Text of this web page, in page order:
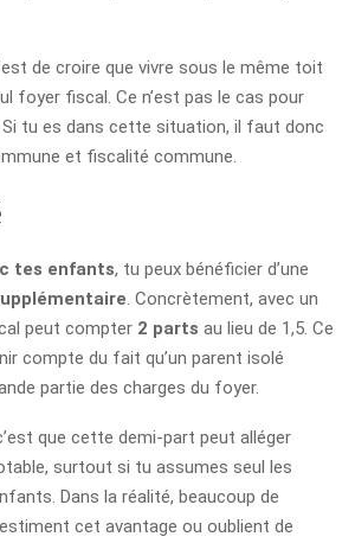
de croire que vivre sous le même toit
foyer fiscal. Ce n’est pas le cas pour
Si tu es dans cette situation, il faut donc
et fiscalité commune.
tes enfants, tu peux bénéficier d’une
. Concrètement, avec un
peut compter 2 parts au lieu de 1,5. Ce
compte du fait qu’un parent isolé
partie des charges du foyer.
que cette demi-part peut alléger
surtout si tu assumes seul les
Dans la réalité, beaucoup de
cet avantage ou oublient de